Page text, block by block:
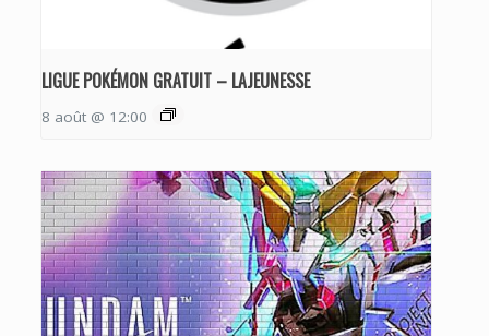
LIGUE POKÉMON GRATUIT – LAJEUNESSE
8 août @ 12:00